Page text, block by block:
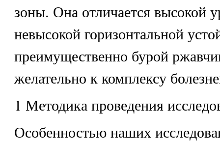
зоны. Она отличается высокой
невысокой горизонтальной
преимущественно бурой
желательно к комплексу
1 Методика проведения
Особенностью наших